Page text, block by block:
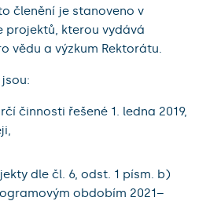
členění je stanoveno v
projektů, kterou vydává
vědu a výzkum Rektorátu.
činnosti řešené 1. ledna 2019,
dle čl. 6, odst. 1 písm. b)
obdobím 2021–